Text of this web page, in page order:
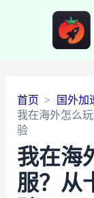
首页
国外加
我在海外怎么
验
我在海
服？从